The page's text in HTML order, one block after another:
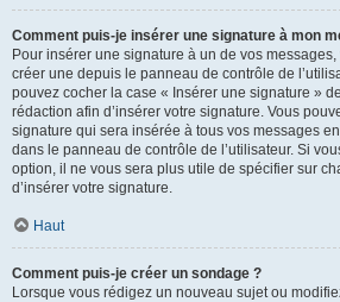
Comment puis-je insérer une signature à mon
Pour insérer une signature à un de vos
créer une depuis le panneau de contrôle de
pouvez cocher la case « Insérer une signature »
rédaction afin d’insérer votre signature. Vous
signature qui sera insérée à tous vos messages
dans le panneau de contrôle de l’utilisateur. Si
option, il ne vous sera plus utile de spécifier sur
d’insérer votre signature.
Haut
Comment puis-je créer un sondage ?
Lorsque vous rédigez un nouveau sujet ou